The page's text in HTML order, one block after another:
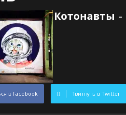
Котонавты -
в Facebook Твитнуть в Twitter